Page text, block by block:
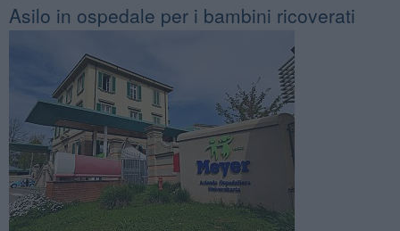
Asilo in ospedale per i bambini ricoverati